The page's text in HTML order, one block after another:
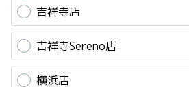
吉祥寺店
吉祥寺Sereno店
横浜店